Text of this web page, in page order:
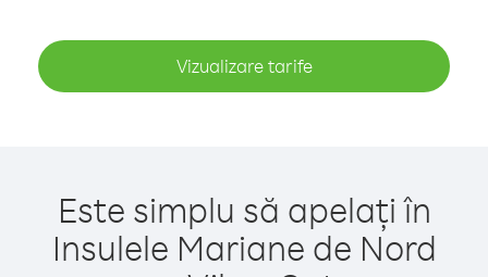
Vizualizare tarife
Este simplu să apelați în
Insulele Mariane de Nord